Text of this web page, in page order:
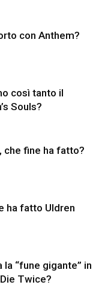
con Anthem?
così tanto il
Souls?
che fine ha fatto?
ha fatto Uldren
“fune gigante” in
Twice?